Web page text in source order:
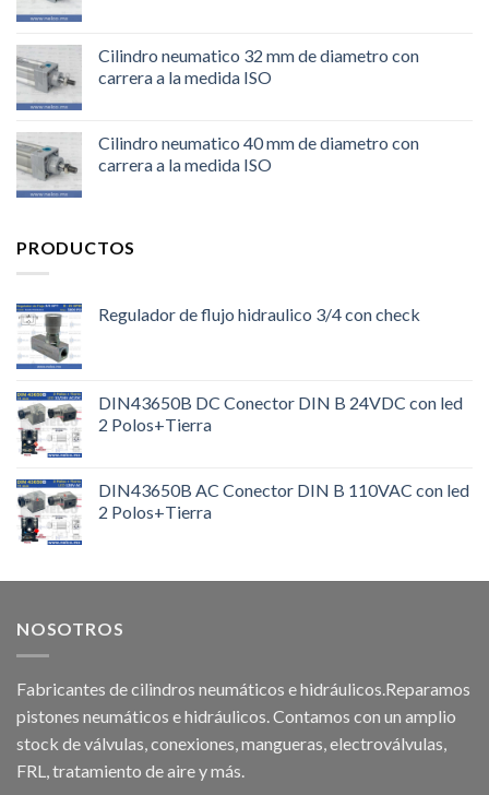
Cilindro neumatico 32 mm de diametro con
carrera a la medida ISO
Cilindro neumatico 40 mm de diametro con
carrera a la medida ISO
PRODUCTOS
Regulador de flujo hidraulico 3/4 con check
DIN43650B DC Conector DIN B 24VDC con led
2 Polos+Tierra
DIN43650B AC Conector DIN B 110VAC con led
2 Polos+Tierra
NOSOTROS
Fabricantes de cilindros neumáticos e hidráulicos.Reparamos
pistones neumáticos e hidráulicos. Contamos con un amplio
stock de válvulas, conexiones, mangueras, electroválvulas,
FRL, tratamiento de aire y más.